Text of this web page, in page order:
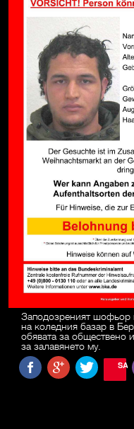
Заподозреният шофьор
на коледния базар в
обявата за обществено
за залавянето му.
SAVE